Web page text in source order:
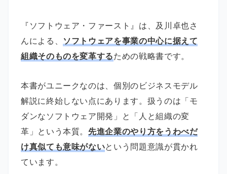
『ソフトウェア・ファースト』は、及川卓也さ
んによる、 ソフトウェアを事業の中心に据えて
組織そのものを変革するための戦略書です。
本書がユニークなのは、個別のビジネスモデル
解説に終始しない点にあります。扱うのは「モ
ダンなソフトウェア開発」と「人と組織の変
革」という本質。 先進企業のやり方をうわべだ
け真似ても意味がないという問題意識が貫かれ
ています。